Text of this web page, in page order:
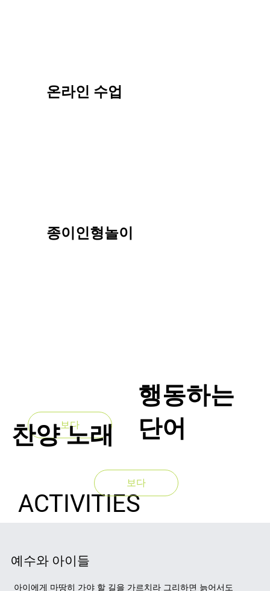
온라인 수업
보다
찬양노래
행동하는
단어
ACTIVITIES
보다
종이인형놀이
예수와 아이들
아이에게 마땅히 가야 할 길을 가르치라 그리하면 늙어서도